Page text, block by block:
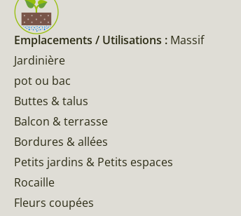
Emplacements / Utilisations : Massif
Jardinière
pot ou bac
Buttes & talus
Balcon & terrasse
Bordures & allées
Petits jardins & Petits espaces
Rocaille
Fleurs coupées